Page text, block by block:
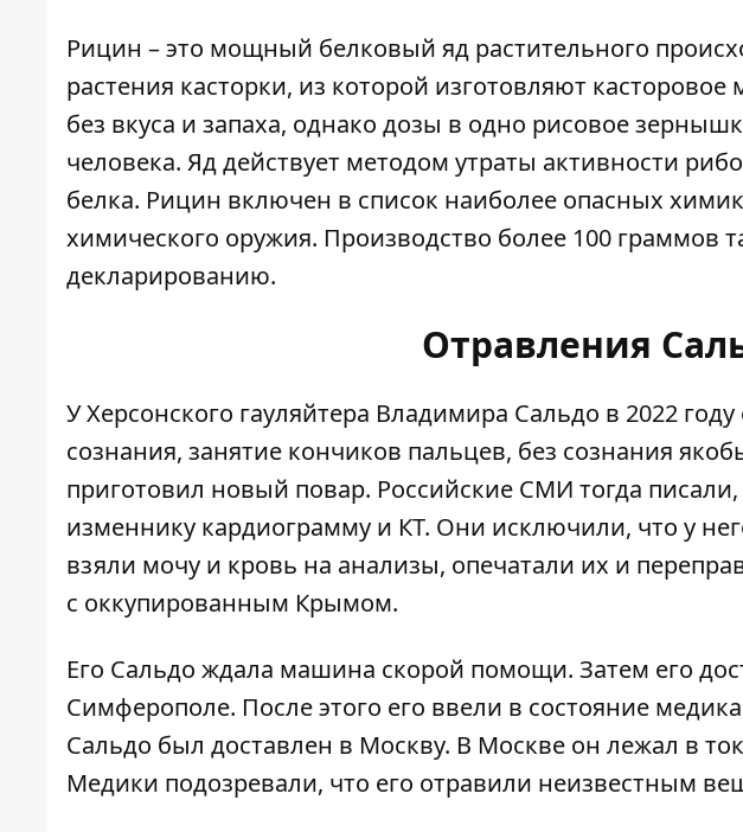
Рицин – это мощный белковый яд растительного
растения касторки, из которой изготовляют
без вкуса и запаха, однако дозы в одно рисовое
человека. Яд действует методом утраты активности
белка. Рицин включен в список наиболее опасных
химического оружия. Производство более 100 граммов
декларированию.
Отравления
У Херсонского гауляйтера Владимира Сальдо в 2022 году
сознания, занятие кончиков пальцев, без сознания
приготовил новый повар. Российские СМИ тогда
изменнику кардиограмму и КТ. Они исключили, что у
взяли мочу и кровь на анализы, опечатали их и
с оккупированным Крымом.
Его Сальдо ждала машина скорой помощи. Затем его
Симферополе. После этого его ввели в состояние
Сальдо был доставлен в Москву. В Москве он лежал в
Медики подозревали, что его отравили неизвестным